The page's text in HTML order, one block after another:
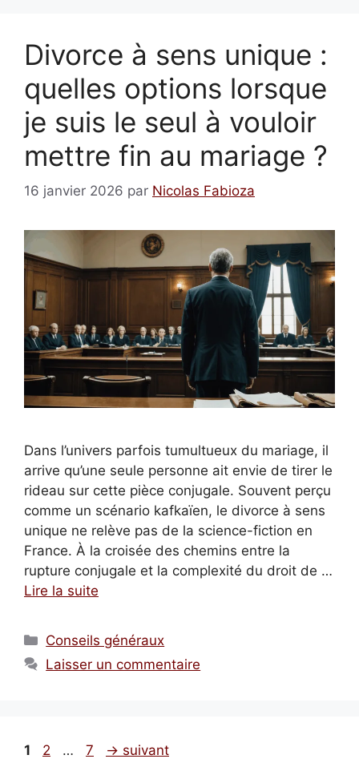
Divorce à sens unique :
quelles options lorsque
je suis le seul à vouloir
mettre fin au mariage ?
16 janvier 2026 par Nicolas Fabioza
Dans l’univers parfois tumultueux du mariage, il
arrive qu’une seule personne ait envie de tirer le
rideau sur cette pièce conjugale. Souvent perçu
comme un scénario kafkaïen, le divorce à sens
unique ne relève pas de la science-fiction en
France. À la croisée des chemins entre la
rupture conjugale et la complexité du droit de …
Lire la suite
Catégories
Conseils généraux
Laisser un commentaire
Page
1 Page
2 … Page
7 → suivant